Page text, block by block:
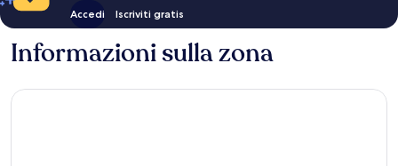
Accedi Iscriviti gratis
Informazioni sulla zona